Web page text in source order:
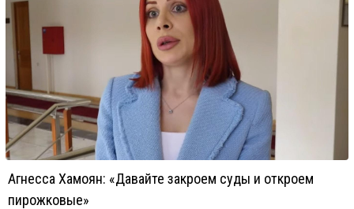
Агнесса Хамоян: «Давайте закроем суды и откроем
пирожковые»